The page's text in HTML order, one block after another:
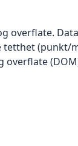
overflate.
overflate